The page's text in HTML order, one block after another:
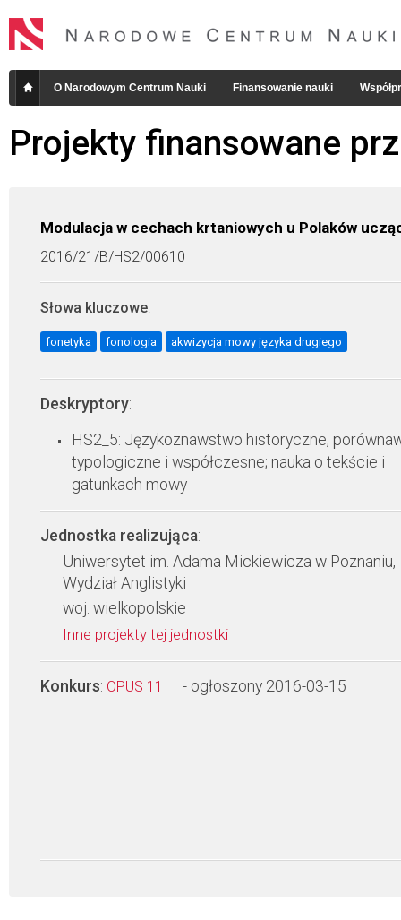
O Narodowym Centrum Nauki Finansowanie nauki
Projekty finansowane
Modulacja w cechach krtaniowych u Polaków
2016/21/B/HS2/00610
Słowa kluczowe:
fonetyka fonologia akwizycja mowy języka drugiego
Deskryptory:
HS2_5: Językoznawstwo historyczne,
typologiczne i współczesne; nauka o tekście i
gatunkach mowy
Jednostka realizująca:
Uniwersytet im. Adama Mickiewicza w Poznaniu,
Wydział Anglistyki
woj. wielkopolskie
Inne projekty tej jednostki
Konkurs: OPUS 11 - ogłoszony 2016-03-15